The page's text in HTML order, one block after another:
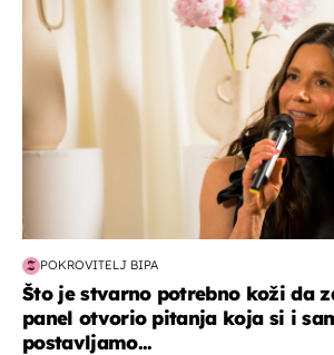
POKROVITELJ BIPA
Što je stvarno potrebno koži da
panel otvorio pitanja koja si i
postavljamo...